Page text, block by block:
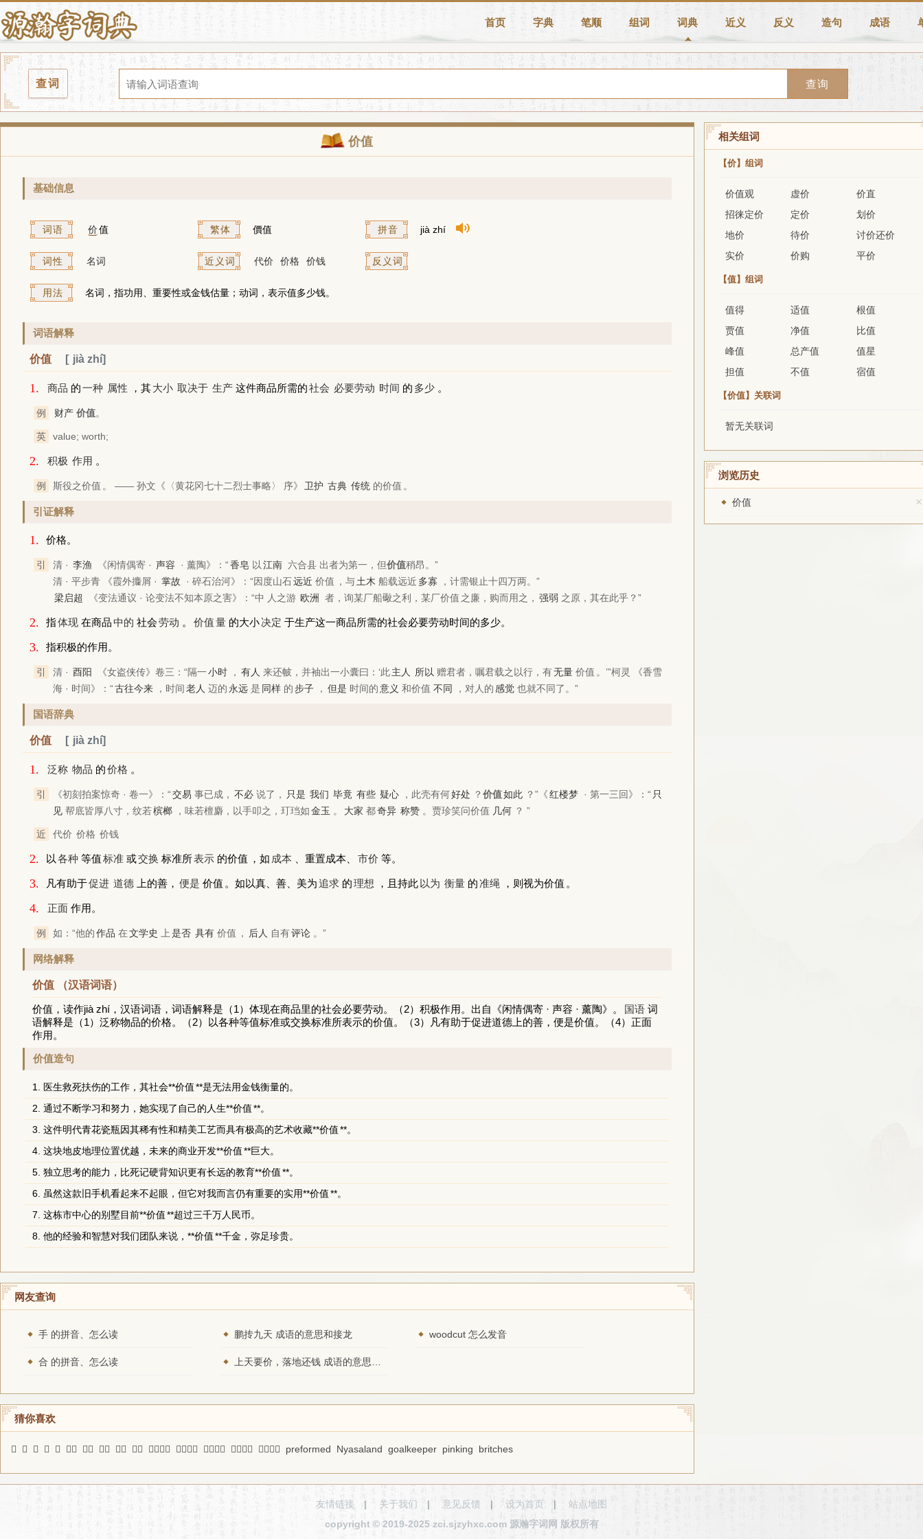
首页 字典 笔顺 组词 词典 近义 反义 造句 成语
查词 查询
价值
基础信息
词语 价值 繁体 價值 拼音 jià zhí
词性 名词 近义词 代价 价格 价钱 反义词
用法 名词，指功用、重要性或金钱估量；动词，表示值多少钱。
词语解释
价值 jià zhí
1. 商品 的一种 属性 ，其大小 取决于 生产 这件商品所需的社会 必要劳动 时间 的 多少 。
例 财产 价值。
英 value; worth;
2. 积极 作用 。
例 斯役之价值 。 —— 孙文 《〈黄花冈七十二烈士事略〉 序》 卫护 古典 传统 的价值 。
引证解释
1. 价格。
引 清 · 李渔 《闲情偶寄 · 声容 · 薰陶》 ：“香皂 以 江南 六合县 出者为第一，但价值稍昂。”
清 · 平步青
《霞外攟屑 · 掌故 · 碎石治河》 ：“因度山石远近 价值 ，与土木 船载远近 多寡
，计需银止十四万两。”
梁启超
《变法通议 · 论变法不知本原之害》 ：“中 人之游 欧洲 者，询某厂船礮之利，某厂价值 之廉，购而用之， 强弱 之原，其在此乎？”
2. 指体现 在商品中的 社会劳动 。 价值量 的大小决定 于生产这一商品所需的社会必要劳动时间的多少。
3. 指积极的作用。
引 清 · 酉阳 《女盗侠传》 卷三：“隔一小时 ， 有人 来还帔，并袖出一小囊曰：‘此主人 所以 赠君者，嘱君载之以行，有无量 价值 。’”柯灵
《香雪
海 · 时间》
：“古往今来 ，时间老人 迈的 永远 是 同样 的步子 ， 但是 时间的意义 和价值 不同 ，对人的感觉 也就不同了。”
国语辞典
价值 jià zhí
1. 泛称 物品 的价格 。
引 《初刻拍案惊奇 · 卷一》 ：“交易 事已成， 不必 说了， 只是 我们 毕竟 有些 疑心 ，此壳有何好处 ？价值如此 ？” 《红楼梦 · 第一三回》 ：“ 只
见 帮底皆厚八寸，纹若槟榔 ，味若檀麝，以手叩之，玎珰如金玉 。 大家 都奇异 称赞 。贾珍笑问价值 几何 ？ ”
近 代价 价格 价钱
2. 以 各种 等值标准 或交换 标准所表示 的价值 ，如 成本 、重置成本、 市价 等。
3. 凡有助于促进 道德 上的善， 便是 价值 。如以真、善、美为追求 的理想 ，且持此 以为 衡量 的准绳 ，则视为价值 。
4. 正面 作用。
例 如：“他的作品 在文学史 上 是否 具有 价值 ， 后人 自有评论 。”
网络解释
价值 （汉语词语）
价值，读作jià zhí，汉语词语，词语解释是（1）体现在商品里的社会必要劳动。（2）积极作用。出自《闲情偶寄 · 声容 · 薰陶》。 国语 词
语解释是（1）泛称物品的价格。（2）以各种等值标准或交换标准所表示的价值。（3）凡有助于促进道德上的善，便是价值。（4）正面
作用。
价值造句
1. 医生救死扶伤的工作，其社会**价值**是无法用金钱衡量的。
2. 通过不断学习和努力，她实现了自己的人生**价值**。
3. 这件明代青花瓷瓶因其稀有性和精美工艺而具有极高的艺术收藏**价值**。
4. 这块地皮地理位置优越，未来的商业开发**价值**巨大。
5. 独立思考的能力，比死记硬背知识更有长远的教育**价值**。
6. 虽然这款旧手机看起来不起眼，但它对我而言仍有重要的实用**价值**。
7. 这栋市中心的别墅目前**价值**超过三千万人民币。
8. 他的经验和智慧对我们团队来说，**价值**千金，弥足珍贵。
网友查询
手 的拼音、怎么读 鹏抟九天 成语的意思和接龙 woodcut 怎么发音
合 的拼音、怎么读
猜你喜欢
𤯋 卡 𨓴 𠼕 贪 明宪 愚顿 儳儳 澄鲜 拍板 要死要活 百无所成 不挠不屈 连蒙带骗 弄巧成拙 preformed Nyasaland goalkeeper pinking britches
相关组词
【价】组词
价值观 虚价
价直
招徕定价
定价
划价
地价
待价
讨价还价
实价
价购 平价
【值】组词
值得 适值
根值
贾值
净值
比值
峰值
总产值
值星
担值
不值 宿值
【价值】关联词
暂无关联词
浏览历史
价值 ×
友情链接 | 关于我们 | 意见反馈 | 设为首页 |
站点地图
copyright © 2019-2025 zci.sjzyhxc.com 源瀚字词网 版权所有